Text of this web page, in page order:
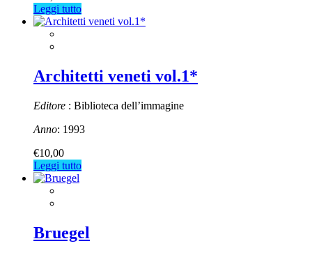
Leggi tutto
Architetti veneti vol.1*
Editore : Biblioteca dell’immagine
Anno: 1993
€10,00
Leggi tutto
Bruegel